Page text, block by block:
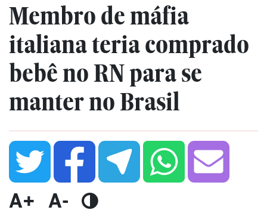
Membro de máfia
italiana teria comprado
bebê no RN para se
manter no Brasil
A+ A-